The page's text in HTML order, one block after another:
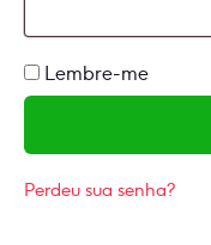
Lembre-me
Perdeu sua senha?